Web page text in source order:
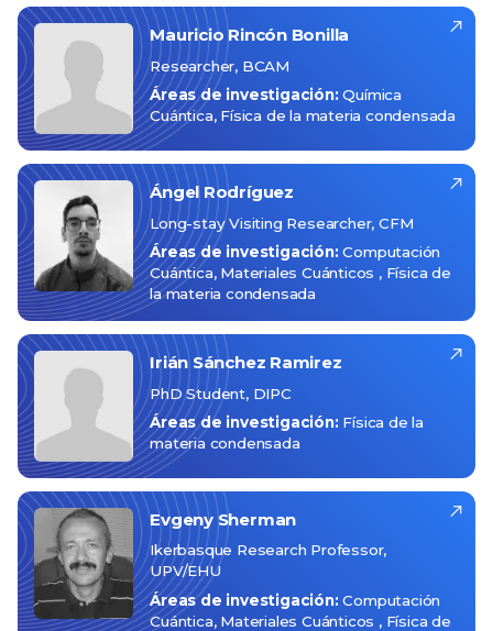
Mauricio Rincón Bonilla
Researcher, BCAM
Áreas de investigación: Química
Cuántica Física de la materia condensada
Ángel Rodríguez
Long-stay Visiting Researcher, CFM
Áreas de investigación: Computación
Cuántica Materiales Cuánticos
Física de
la materia condensada
IriánSánchez Ramirez
PhD Student, DIPC
Áreas de investigación: Física de la
materia condensada
EvgenySherman
Ikerbasque Research Professor,
UPV/EHU
Áreas de investigación: Computación
Cuántica Materiales Cuánticos
Física de